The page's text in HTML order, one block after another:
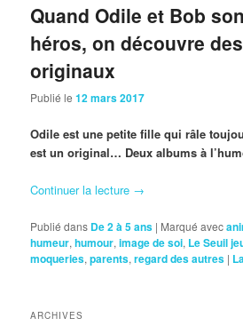
Quand Odile et Bob
héros, on découvre des
originaux
Publié le12 mars 2017
Odile est une petite fille qui râle
est un original… Deux albums à
Continuer la lecture →
Publié dans De 2 à 5 ans | Marqué avec
humeur,humour,image de soi, Le Seuil
moqueries,parents,regard des autres |
ARCHIVES